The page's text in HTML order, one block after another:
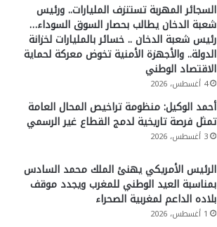
السجائر المهربة تستنزف المليارات.. ورئيس
شعبة الدخان يطالب بحصار السوق السوداء…
رئيس شعبة الدخان .. خسائر بالمليارات لخزانة
الدولة.. والأجهزة الأمنية تخوض معركة لحماية
الاقتصاد الوطني
4 أغسطس، 2026
أحمد الوكيل: منظومة تراخيص المحال العامة
تمثل فرصة تاريخية لدمج القطاع غير الرسمي
3 أغسطس، 2026
الرئيس الأمريكي يهنئ الملك محمد السادس
بمناسبة العيد الوطني للمغرب ويجدد موقف
بلاده الداعم لمغربية الصحراء
1 أغسطس، 2026